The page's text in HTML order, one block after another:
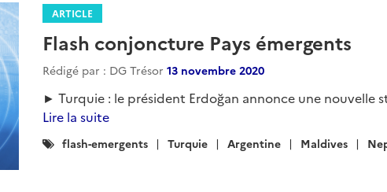
ARTICLE
Flash conjoncture Pays émergents
Rédigé par : DG Trésor 13 novembre 2020
► Turquie : le président Erdoğan annonce une nouvelle
Lire la suite
Catégories
flash-emergents Turquie Argentine Maldives